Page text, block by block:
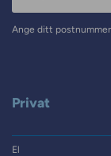
Ange ditt
Privat
El